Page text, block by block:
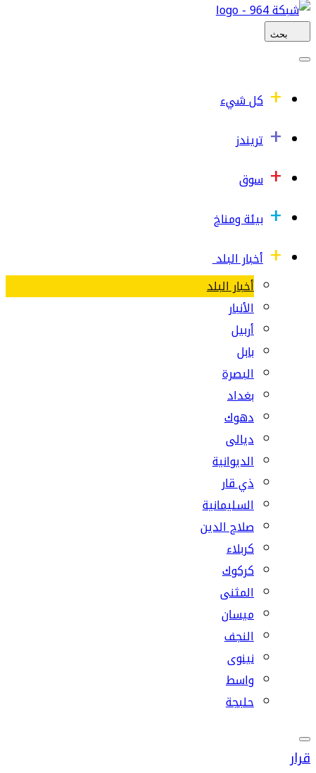
بحث
كل شيء
تريندز
سوق
بيئة ومناخ
أخبار البلد
أخبار البلد
الأنبار
أربيل
بابل
البصرة
بغداد
دهوك
ديالى
الديوانية
ذي قار
السليمانية
صلاح الدين
كربلاء
كركوك
المثنى
ميسان
النجف
نينوى
واسط
حلبجة
قرار